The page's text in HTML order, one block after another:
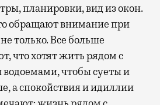
обращают внимание при
только. Все больше
что хотят жить рядом с
чтобы суеты и
а спокойствия и идиллии